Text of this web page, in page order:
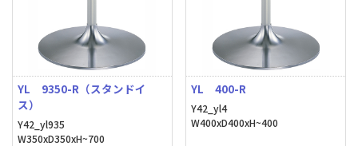
YL 9350-R（スタンドイ
ス）
Y42_yl935
W350xD350xH~700
YL 400-R
Y42_yl4
W400xD400xH~400